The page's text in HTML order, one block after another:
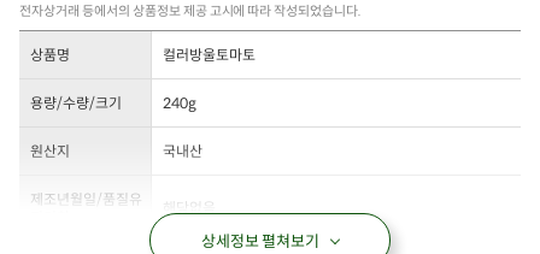
전자상거래 등에서의 상품정보 제공 고시에 따라 작성되었습니다.
상품명 컬러방울토마토
용량/수량/크기 240g
원산지 국내산
제조년월일/품질유
해당없음
상세정보 펼쳐보기